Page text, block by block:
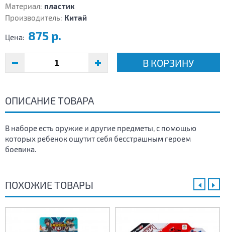
Материал: пластик
Производитель: Китай
Цена: 875 р.
В КОРЗИНУ
ОПИСАНИЕ ТОВАРА
В наборе есть оружие и другие предметы, с помощью
которых ребенок ощутит себя бесстрашным героем
боевика.
ПОХОЖИЕ ТОВАРЫ